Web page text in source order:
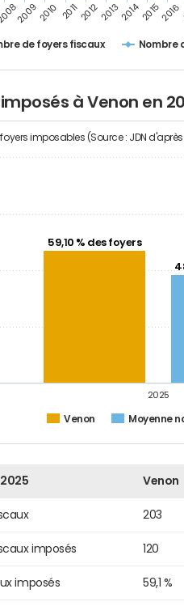
de foyers fiscaux Nombre
20092010 201120122013201420152016
à Venon en
imposables (Source : JDN
59,10 % des foyers
Venon Moyenne
2025
Venon
203
imposés 120
imposés 59,1 %